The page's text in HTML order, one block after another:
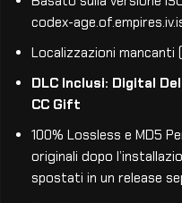
codex-
Localizzazioni mancanti
DLC Inclusi: Digital
CC Gift
100% Lossless e MD5
originali dopo
spostati in un release